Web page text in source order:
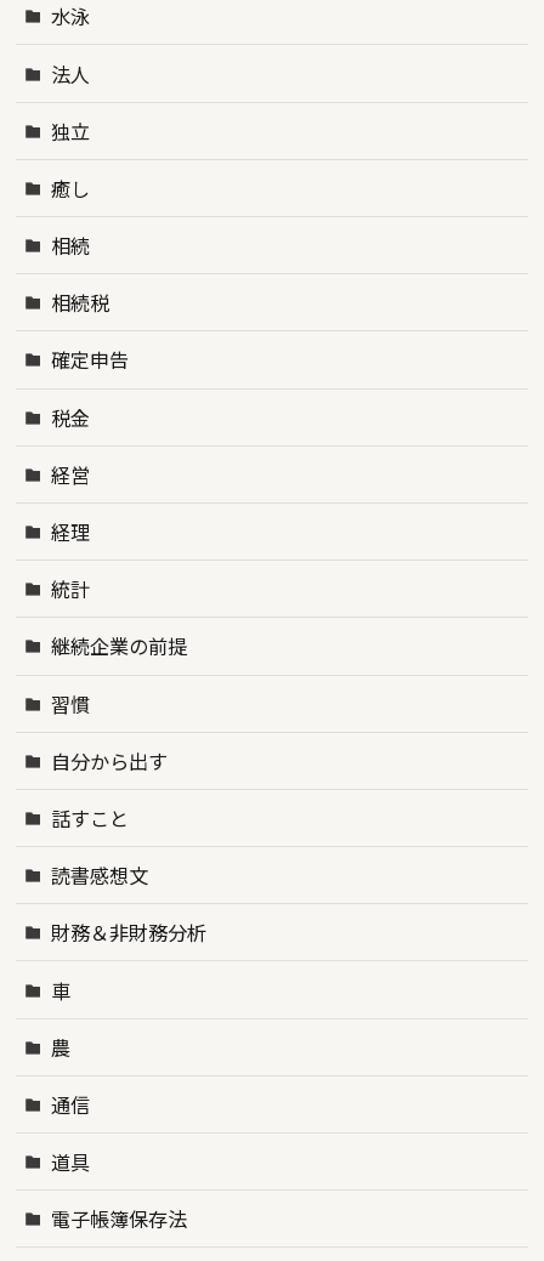
水泳
法人
独立
癒し
相続
相続税
確定申告
税金
経営
経理
統計
継続企業の前提
習慣
自分から出す
話すこと
読書感想文
財務＆非財務分析
車
農
通信
道具
電子帳簿保存法